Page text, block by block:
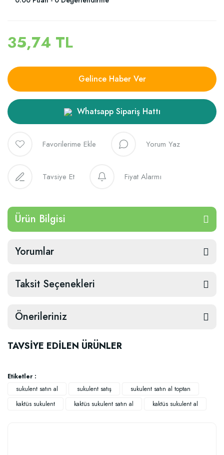
35,74 TL
Gelince Haber Ver
Whatsapp Sipariş Hattı
Yorum Yaz
Tavsiye Et Fiyat Alarmı
Ürün Bilgisi
Yorumlar
Taksit Seçenekleri
Önerileriniz
TAVSİYE EDİLEN ÜRÜNLER
Etiketler :
sukulent satın al
sukulent satış
sukulent satın al toptan
kaktüs sukulent
kaktüs sukulent satın al kaktüs sukulent al